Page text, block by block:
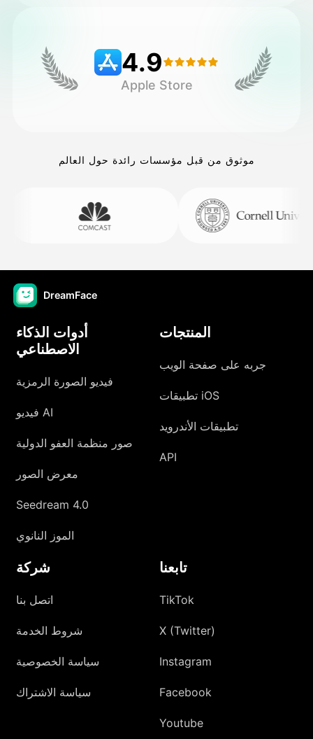
4.9
Apple Store
موثوق من قبل مؤسسات رائدة حول العالم
DreamFace
أدوات الذكاء
الاصطناعي
فيديو الصورة الرمزية
فيديو AI
صور منظمة العفو الدولية
معرض الصور
Seedream 4.0
الموز النانوي
المنتجات
جربه على صفحة الويب
تطبيقات iOS
تطبيقات الأندرويد
API
شركة
اتصل بنا
شروط الخدمة
سياسة الخصوصية
سياسة الاشتراك
تابعنا
TikTok
X (Twitter)
Instagram
Facebook
Youtube